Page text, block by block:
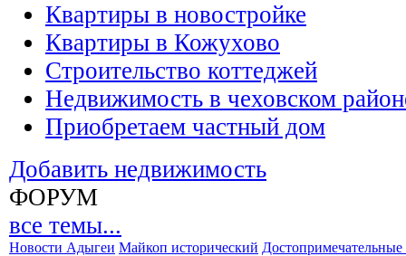
Квартиры в новостройке
Квартиры в Кожухово
Строительство коттеджей
Недвижимость в чеховском
Приобретаем частный дом
Добавить недвижимость
ФОРУМ
все темы...
Новости Адыгеи Майкоп исторический Достопримечательные